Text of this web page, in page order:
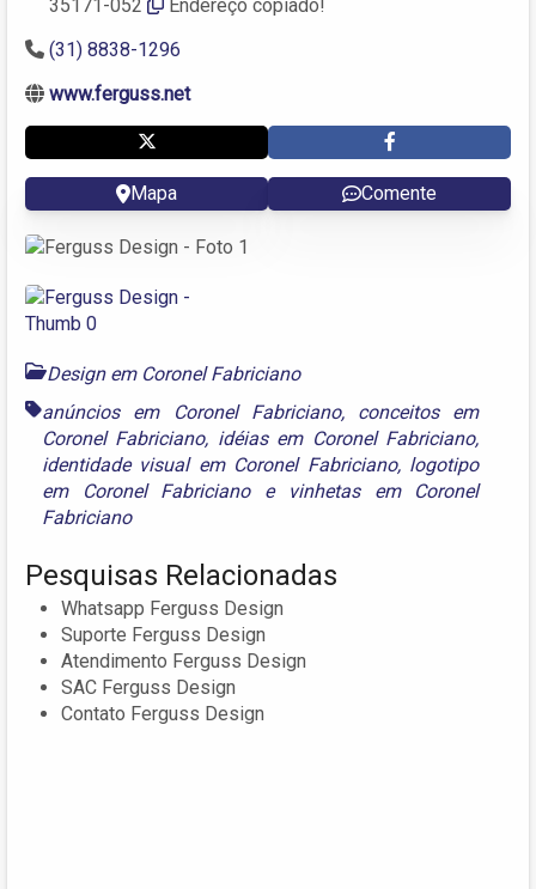
35171-052
Endereço copiado!
(31) 8838-1296
www.ferguss.net
Mapa Comente
Design em Coronel Fabriciano
anúncios em Coronel Fabriciano, conceitos em
Coronel Fabriciano, idéias em Coronel Fabriciano,
identidade visual em Coronel Fabriciano, logotipo
em Coronel Fabricianoe
vinhetas em Coronel
Fabriciano
Pesquisas Relacionadas
Whatsapp Ferguss Design‎
Suporte Ferguss Design‎
Atendimento Ferguss Design‎
SAC Ferguss Design‎
Contato Ferguss Design‎